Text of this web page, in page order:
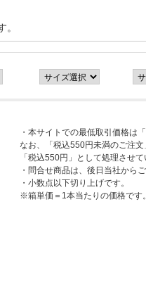
。
・本サイトでの最低取引価格は
なお、「税込550円未満のご注文
「税込550円」として処理させて
・問合せ商品は、後日当社からご
・小数点以下切り上げです。
※箱単価＝1本当たりの価格です。